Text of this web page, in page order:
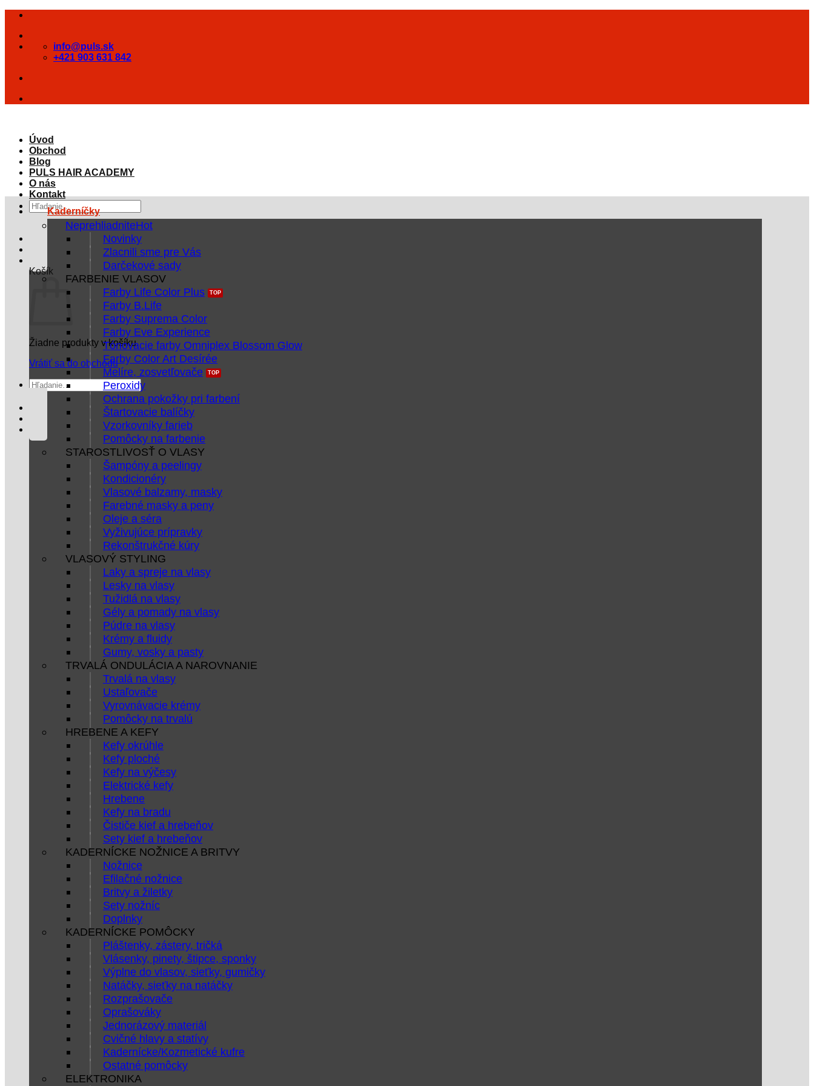
Skip
content
info@puls.sk
+421 903 631 842
Úvod
Obchod
Blog
PULS HAIR ACADEMY
O nás
Kontakt
Hľadať:
Košík
Žiadne produkty v košíku.
Vrátiť sa do obchodu
Hľadať:
Kaderníčky
Neprehliadnite
Novinky
Zlacnili sme pre Vás
Darčekové sady
FARBENIE VLASOV
Farby Life Color Plus
Farby B.Life
Farby Suprema Color
Farby Eve Experience
Tónovacie farby Omniplex Blossom Glow
Farby Color Art Desírée
Melíre, zosvetľovače
Peroxidy
Ochrana pokožky pri farbení
Štartovacie balíčky
Vzorkovníky farieb
Pomôcky na farbenie
STAROSTLIVOSŤ O VLASY
Šampóny a peelingy
Kondicionéry
Vlasové balzamy, masky
Farebné masky a peny
Oleje a séra
Vyživujúce prípravky
Rekonštrukčné kúry
VLASOVÝ STYLING
Laky a spreje na vlasy
Lesky na vlasy
Tužidlá na vlasy
Gély a pomady na vlasy
Púdre na vlasy
Krémy a fluidy
Gumy, vosky a pasty
TRVALÁ ONDULÁCIA A NAROVNANIE
Trvalá na vlasy
Ustaľovače
Vyrovnávacie krémy
Pomôcky na trvalú
HREBENE A KEFY
Kefy okrúhle
Kefy ploché
Kefy na výčesy
Elektrické kefy
Hrebene
Kefy na bradu
Čističe kief a hrebeňov
Sety kief a hrebeňov
KADERNÍCKE NOŽNICE A BRITVY
Nožnice
Efilačné nožnice
Britvy a žiletky
Sety nožníc
Doplnky
KADERNÍCKE POMÔCKY
Pláštenky, zástery, tričká
Vlásenky, pinety, štipce, sponky
Výplne do vlasov, sieťky, gumičky
Natáčky, sieťky na natáčky
Rozprašovače
Oprašováky
Jednorázový materiál
Cvičné hlavy a statívy
Kadernícke/Kozmetické kufre
Ostatné pomôcky
ELEKTRONIKA